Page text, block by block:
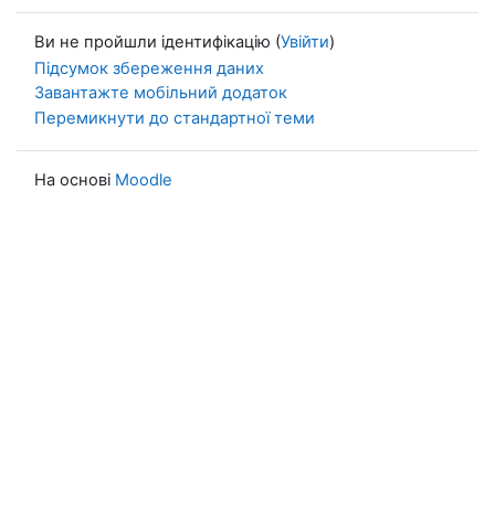
Ви не пройшли ідентифікацію (Увійти)
Підсумок збереження даних
Завантажте мобільний додаток
Перемикнути до стандартної теми
На основі Moodle